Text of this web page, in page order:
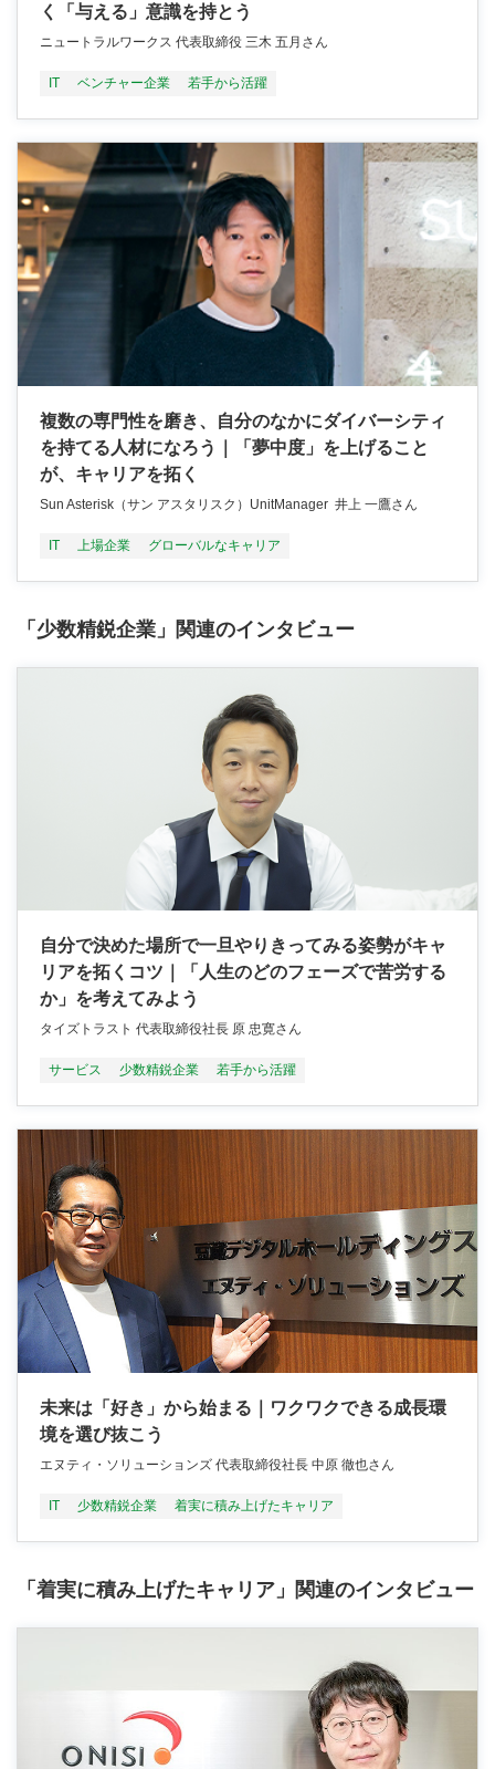
く「与える」意識を持とう
ニュートラルワークス 代表取締役 三木 五月さん
IT ベンチャー企業 若手から活躍
複数の専門性を磨き、自分のなかにダイバーシティ
を持てる人材になろう｜「夢中度」を上げること
が、キャリアを拓く
Sun Asterisk（サン アスタリスク）UnitManager 井上 一鷹さん
IT 上場企業 グローバルなキャリア
「少数精鋭企業」関連のインタビュー
自分で決めた場所で一旦やりきってみる姿勢がキャ
リアを拓くコツ｜「人生のどのフェーズで苦労する
か」を考えてみよう
タイズトラスト 代表取締役社長 原 忠寛さん
サービス 少数精鋭企業 若手から活躍
未来は「好き」から始まる｜ワクワクできる成長環
境を選び抜こう
エヌティ・ソリューションズ 代表取締役社長 中原 徹也さん
IT 少数精鋭企業 着実に積み上げたキャリア
「着実に積み上げたキャリア」関連のインタビュー